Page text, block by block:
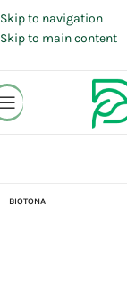
Skip to navigation
Skip to main content
BIOTONA